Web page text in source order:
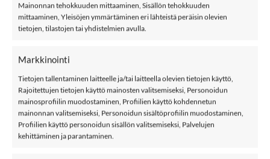
Mainonnan tehokkuuden mittaaminen, Sisällön tehokkuuden
mittaaminen, Yleisöjen ymmärtäminen eri lähteistä peräisin olevien
tietojen, tilastojen tai yhdistelmien avulla.
Markkinointi
Tietojen tallentaminen laitteelle ja/tai laitteella olevien tietojen käyttö,
Rajoitettujen tietojen käyttö mainosten valitsemiseksi, Personoidun
mainosprofiilin muodostaminen, Profiilien käyttö kohdennetun
mainonnan valitsemiseksi, Personoidun sisältöprofiilin muodostaminen,
Profiilien käyttö personoidun sisällön valitsemiseksi, Palvelujen
kehittäminen ja parantaminen.
LISÄÄ OSTOSKORIIN
Avainsana tuotteelleName It